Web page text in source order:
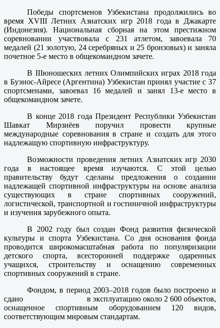
Победы спортсменов Узбекистана продолжились во
время XVIII Летних Азиатских игр 2018 года в Джакарте
(Индонезия). Национальная сборная на этом престижном
соревновании участвовала с 231 атлетом, завоевала 70
медалей (21 золотую, 24 серебряных и 25 бронзовых) и заняла
почетное 5-е место в общекомандном зачете.
В IIIюношеских летних Олимпийских играх 2018 года
в Буэнос-Айресе (Аргентина) Узбекистан принял участие с 37
спортсменами, завоевал 16 медалей и занял 13-е место в
общекомандном зачете.
В конце 2018 года Президент Республики Узбекистан
Шавкат Мирзиёев поручил провести крупные
международные соревнования в стране и создать для этого
надлежащую спортивную инфраструктуру.
Возможности проведения летних Азиатских игр 2030
года в настоящее время изучаются. С этой целью
правительству будут сделаны предложения о создании
надлежащей спортивной инфраструктуры на основе анализа
существующих в стране спортивных сооружений,
логистической, транспортной и гостиничной инфраструктуры
и изучения зарубежного опыта.
В 2002 году был создан Фонд развития физической
культуры и спорта Узбекистана. Со дня основания фонда
проводится широкомасштабная работа по популяризации
детского спорта, всесторонней поддержке одаренных
учащихся, строительству и оснащению современных
спортивных сооружений в стране.
Фондом, в период 2003–2018 годов было построено и
сдано в эксплуатацию около 2 600 объектов,
оснащенное спортивным оборудованием 120 видов,
соответствующим мировым стандартам.